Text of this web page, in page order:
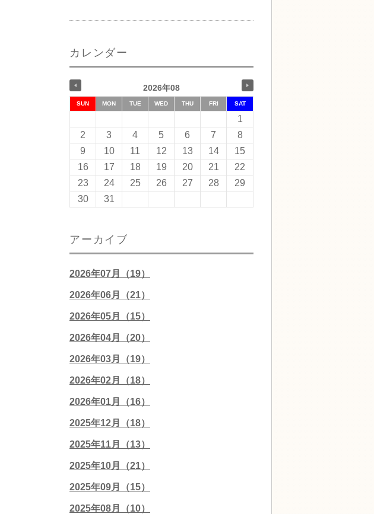
カレンダー
2026年08
SUN MON TUE WED THU FRI SAT
1
2
3 4 5 6 7
8
9
10 11 12 13 14
15
16
17 18 19 20 21
22
23
24 25 26 27 28
29
30
31
アーカイブ
2026年07月（19）
2026年06月（21）
2026年05月（15）
2026年04月（20）
2026年03月（19）
2026年02月（18）
2026年01月（16）
2025年12月（18）
2025年11月（13）
2025年10月（21）
2025年09月（15）
2025年08月（10）